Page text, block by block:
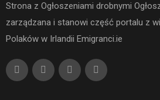
Strona z Ogłoszeniami drobnymi
zarządzana i stanowi część portalu z
Polaków w Irlandii Emigranci.ie